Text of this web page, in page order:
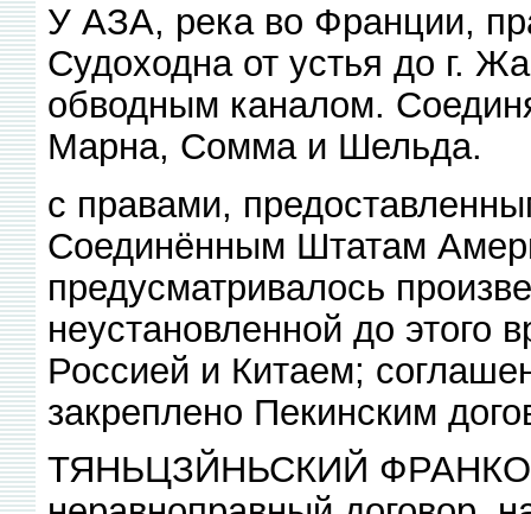
У АЗА, река во Франции,
Судоходна от устья до г.
обводным каналом.
Марна, Сомма и Шельда.
с правами,
Соединённым Штатам
предусматривалось
неустановленной до этого
Россией и Китаем;
закреплено Пекинским
ТЯНЬЦЗЙНЬСКИЙ